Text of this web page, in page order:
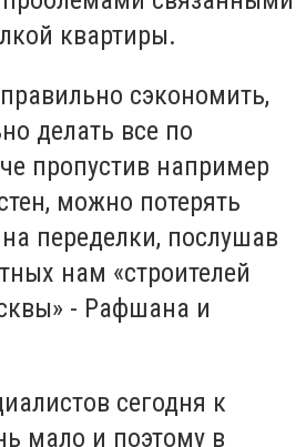
квартиры.
сэкономить,
делать все по
пропустив например
можно потерять
переделки, послушав
нам «строителей
- Рафшана и
сегодня к
мало и поэтому в